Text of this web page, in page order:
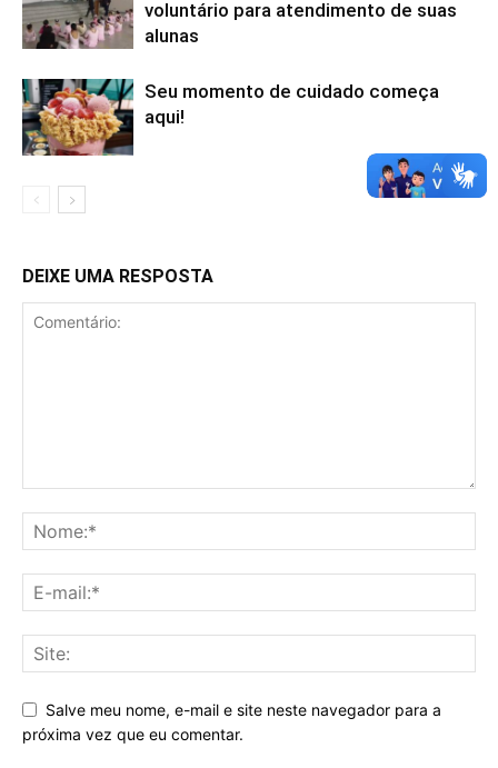
voluntário para atendimento de suas
alunas
Seu momento de cuidado começa
aqui!
DEIXE UMA RESPOSTA
Salve meu nome, e-mail e site neste navegador para a
próxima vez que eu comentar.